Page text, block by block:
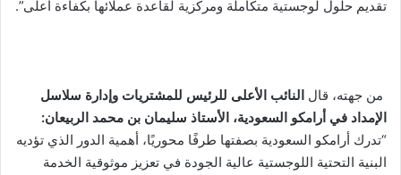
تقديم حلول لوجستية متكاملة ومركزية لقاعدة عملائها بكفاءة أعلى”.
من جهته، قال النائب الأعلى للرئيس للمشتريات وإدارة سلاسل
الإمداد في أرامكو السعودية، الأستاذ سليمان بن محمد الربيعان:
“تدرك أرامكو السعودية بصفتها طرفًا محوريًا، أهمية الدور الذي تؤديه
البنية التحتية اللوجستية عالية الجودة في تعزيز موثوقية الخدمة